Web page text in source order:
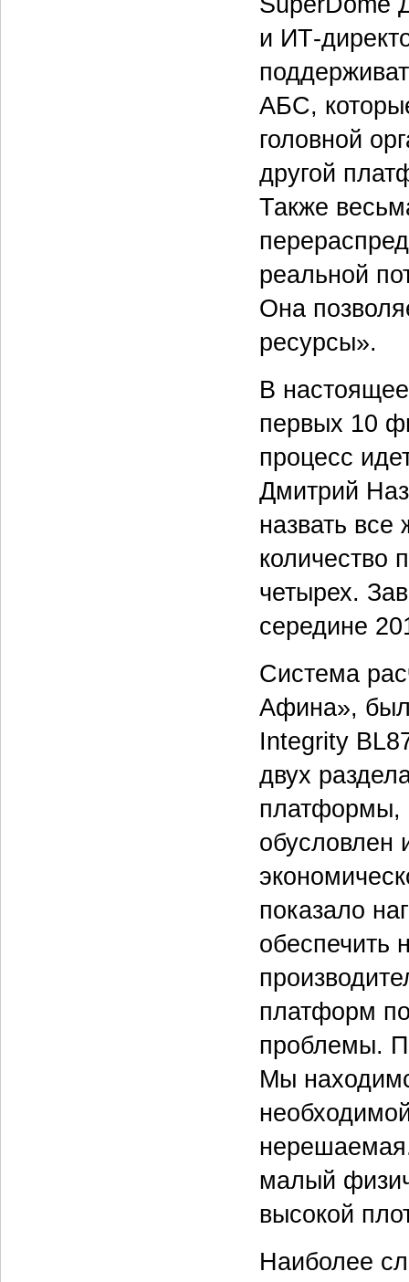
и ИТ-
АБС,
головной
другой
Также
реальной
Она
ресурсы».
В
первых 10
процесс
Дмитрий
назвать
количество
четырех.
середине
Система
Афина»,
Integrity
двух
платформы,
обусловлен
показало
обеспечить
платформ
проблемы.
Мы
малый
высокой
Наиболее